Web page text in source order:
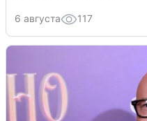
6 августа 117